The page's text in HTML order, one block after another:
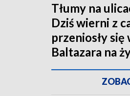
Tłumy na
Dziś wierni z
przeniosły
Baltazara na